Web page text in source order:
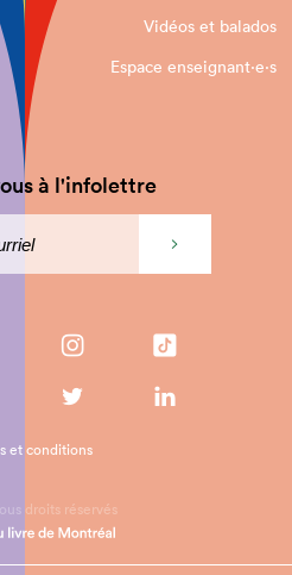
Vidéos et balados
Espace enseignant·e⋅s
à l'infolettre
droits réservés
et conditions